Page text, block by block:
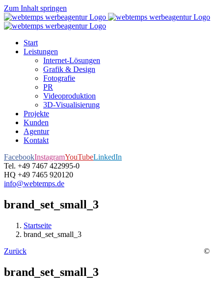
Zum Inhalt springen
Start
Leistungen
Internet-Lösungen
Grafik & Design
Fotografie
PR
Videoproduktion
3D-Visualisierung
Projekte
Kunden
Agentur
Kontakt
FacebookInstagramYouTubeLinkedIn
Tel. +49 7467 422995-0
HQ +49 7465 920120
info@webtemps.de
brand_set_small_3
Startseite
brand_set_small_3
Zurück
brand_set_small_3
©